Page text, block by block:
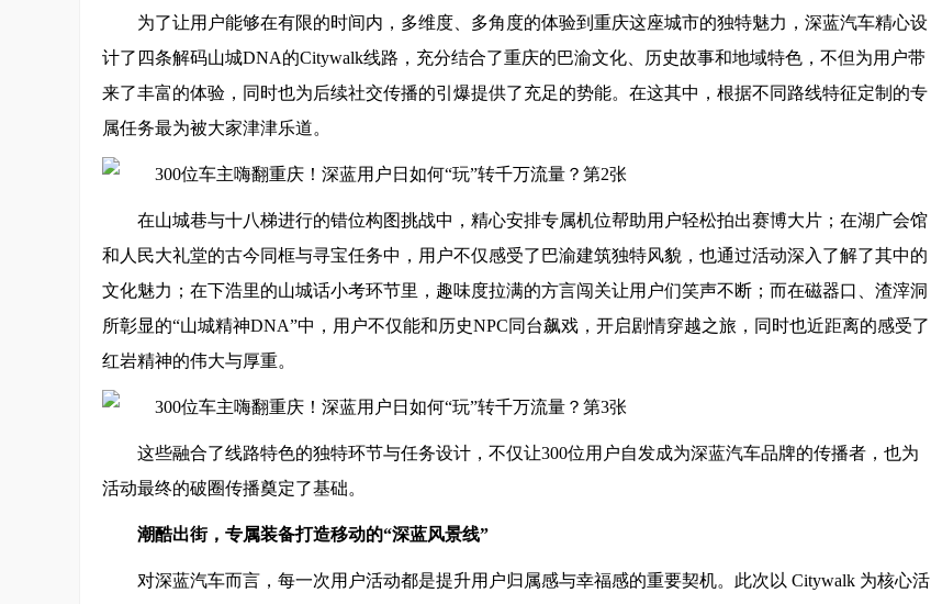
为了让用户能够在有限的时间内，多维度、多角度的体验到重庆这座城市的独特魅力，深蓝汽车精心设
计了四条解码山城DNA的Citywalk线路，充分结合了重庆的巴渝文化、历史故事和地域特色，不但为用户带
来了丰富的体验，同时也为后续社交传播的引爆提供了充足的势能。在这其中，根据不同路线特征定制的专
属任务最为被大家津津乐道。
在山城巷与十八梯进行的错位构图挑战中，精心安排专属机位帮助用户轻松拍出赛博大片；在湖广会馆
和人民大礼堂的古今同框与寻宝任务中，用户不仅感受了巴渝建筑独特风貌，也通过活动深入了解了其中的
文化魅力；在下浩里的山城话小考环节里，趣味度拉满的方言闯关让用户们笑声不断；而在磁器口、渣滓洞
所彰显的“山城精神DNA”中，用户不仅能和历史NPC同台飙戏，开启剧情穿越之旅，同时也近距离的感受了
红岩精神的伟大与厚重。
这些融合了线路特色的独特环节与任务设计，不仅让300位用户自发成为深蓝汽车品牌的传播者，也为
活动最终的破圈传播奠定了基础。
潮酷出街，专属装备打造移动的“深蓝风景线”
对深蓝汽车而言，每一次用户活动都是提升用户归属感与幸福感的重要契机。此次以 Citywalk 为核心活